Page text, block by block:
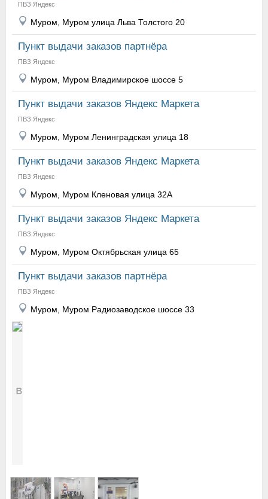
ПВЗ Яндекс
Муром, Муром улица Льва Толстого 20
Пункт выдачи заказов партнёра
ПВЗ Яндекс
Муром, Муром Владимирское шоссе 5
Пункт выдачи заказов Яндекс Маркета
ПВЗ Яндекс
Муром, Муром Ленинградская улица 18
Пункт выдачи заказов Яндекс Маркета
ПВЗ Яндекс
Муром, Муром Кленовая улица 32А
Пункт выдачи заказов Яндекс Маркета
ПВЗ Яндекс
Муром, Муром Октябрьская улица 65
Пункт выдачи заказов партнёра
ПВЗ Яндекс
Муром, Муром Радиозаводское шоссе 33